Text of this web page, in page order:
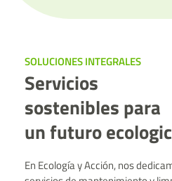
SOLUCIONES INTEGRALES
Servicios
sostenibles para
un futuro
En Ecología y Acción, nos